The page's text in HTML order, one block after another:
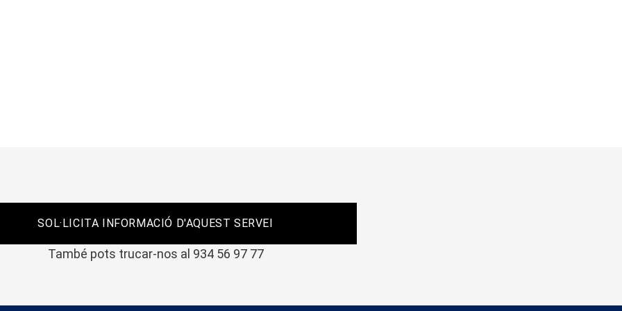
SOL·LICITA INFORMACIÓ D'AQUEST SERVEI
També pots trucar-nos al 934 56 97 77